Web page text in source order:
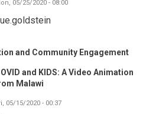
05/25/2020 - 08:00
and Community Engagement
and KIDS: A Video Animation
Malawi
05/15/2020 - 00:37